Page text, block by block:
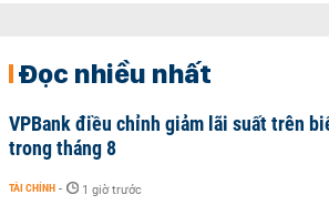
Đọc nhiều nhất
VPBank điều chỉnh giảm lãi suất trên
trong tháng 8
TÀI CHÍNH - 1 giờ trước